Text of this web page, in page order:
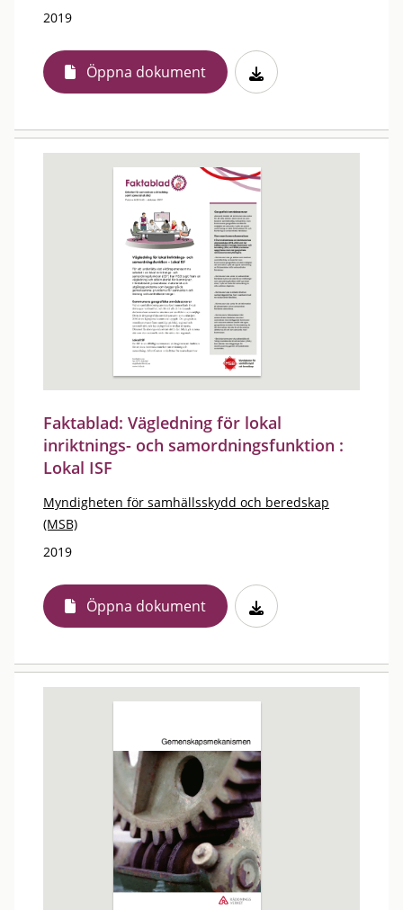
2019
Öppna dokument
Faktablad: Vägledning för lokal
inriktnings- och samordningsfunktion :
Lokal ISF
Myndigheten för samhällsskydd och beredskap
(MSB)
2019
Öppna dokument